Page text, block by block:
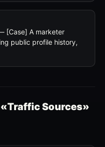
[Case] A marketer
public profile history,
Sources»